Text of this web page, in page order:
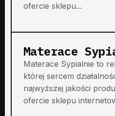
ofercie sklepu...
Materace
Materace Sypialnie to
której sercem
najwyższej jakości
ofercie sklepu